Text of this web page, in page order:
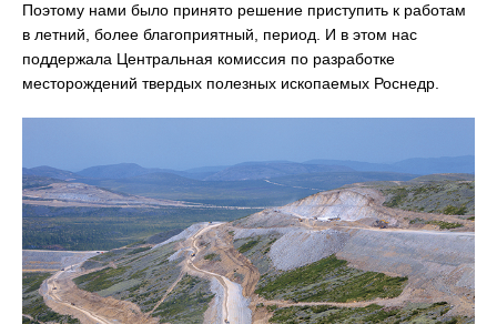
Поэтому нами было принято решение приступить к работам
в летний, более благоприятный, период. И в этом нас
поддержала Центральная комиссия по разработке
месторождений твердых полезных ископаемых Роснедр.